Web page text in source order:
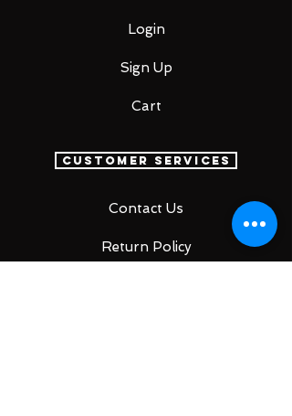
Login
Sign Up
Cart
Customer Services
Contact Us
Return Policy